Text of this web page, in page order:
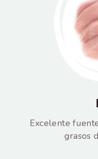
Excelente
grasos